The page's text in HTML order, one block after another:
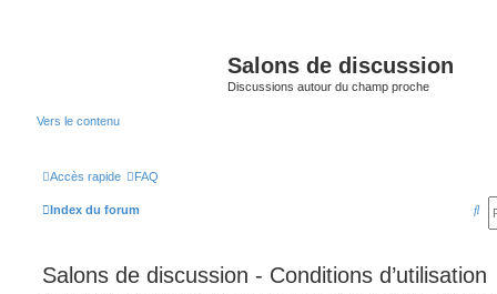
Salons de discussion
Discussions autour du champ proche
Vers le contenu
Accès rapide FAQ
Index du forum
R
Salons de discussion - Conditions d’utilisation